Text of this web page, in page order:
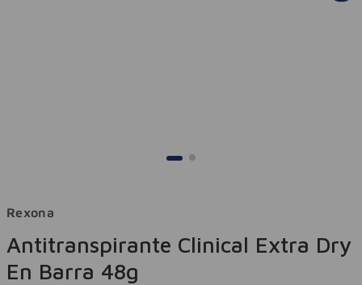
Rexona
Antitranspirante Clinical Extra Dry
En Barra 48g